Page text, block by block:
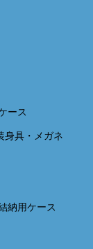
ース
身具・メガネ
納用ケース